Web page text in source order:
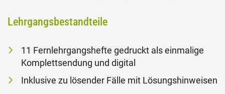
Lehrgangsbestandteile
11 Fernlehrgangshefte gedruckt als einmalige
Komplettsendung und digital
Inklusive zu lösender Fälle mit Lösungshinweisen